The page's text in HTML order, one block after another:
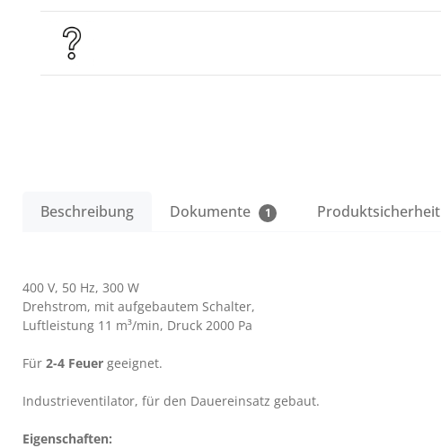
Beschreibung Dokumente 1 Produktsicherheit
400 V, 50 Hz, 300 W
Drehstrom, mit aufgebautem Schalter,
Luftleistung 11 m³/min, Druck 2000 Pa
Für 2-4 Feuer geeignet.
Industrieventilator, für den Dauereinsatz gebaut.
Eigenschaften: